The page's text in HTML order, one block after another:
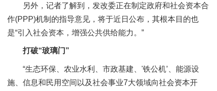
另外，记者了解到，发改委正在制定政府和社会资本合
作(PPP)机制的指导意见，将于近日公布，其根本目的也
是“引入社会资本，增强公共供给能力。”
打破“玻璃门”
“生态环保、农业水利、市政基建、'铁公机’、能源设
施、信息和民用空间以及社会事业7大领域向社会资本开